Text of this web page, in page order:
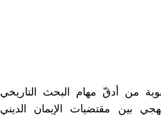
من أدقّ مهام البحث التاريخي
بين مقتضيات الإيمان الديني